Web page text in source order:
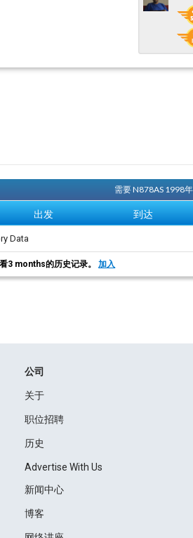
需要 N878AS 1998
出发 到达
Data
3 months的历史记录。加入
公司
关于
职位招聘
历史
Advertise With Us
新闻中心
博客